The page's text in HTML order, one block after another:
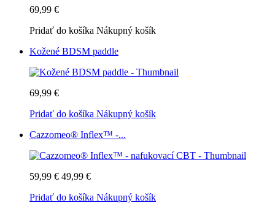
69,99 €
Pridať do košíka Nákupný košík
Kožené BDSM paddle
69,99 €
Pridať do košíka Nákupný košík
Cazzomeo® Inflex™ -...
59,99 € 49,99 €
Pridať do košíka Nákupný košík